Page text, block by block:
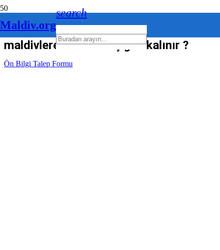
Maldiv.org
search
maldivlere vizesiz kaç gün kalınır ?
Ön Bilgi Talep Formu